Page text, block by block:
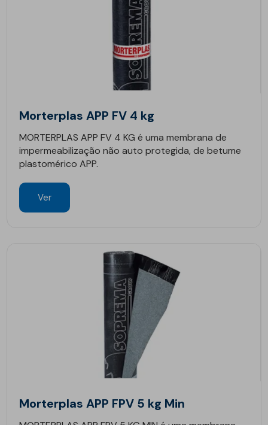
Morterplas APP FV 4 kg
MORTERPLAS APP FV 4 KG é uma membrana de
impermeabilização não auto protegida, de betume
plastomérico APP.
Ver
Morterplas APP FPV 5 kg Min